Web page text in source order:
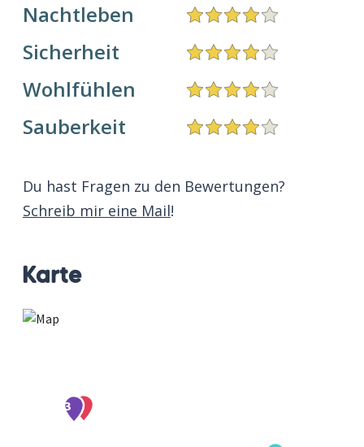
Nachtleben
Sicherheit
Wohlfühlen
Sauberkeit
Du hast Fragen zu den Bewertungen?
Schreib mir eine Mail!
Karte